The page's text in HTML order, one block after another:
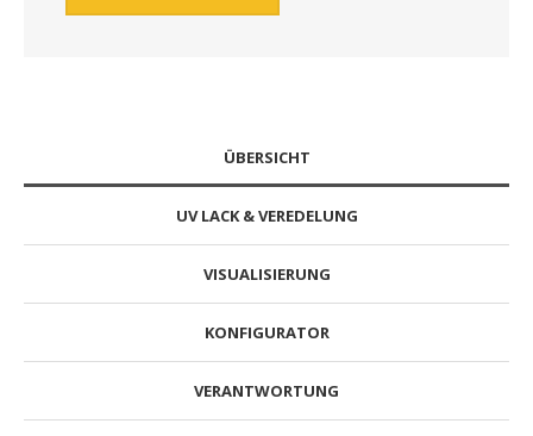
ÜBERSICHT
UV LACK & VEREDELUNG
VISUALISIERUNG
KONFIGURATOR
VERANTWORTUNG